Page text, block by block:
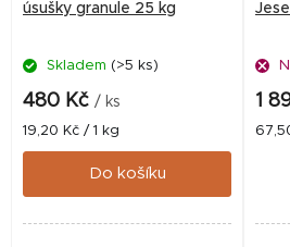
úsušky granule 25 kg
Skladem (>5 ks)
480 Kč / ks
Měrná
cena:
19,20 Kč / 1 kg
Do košíku
1